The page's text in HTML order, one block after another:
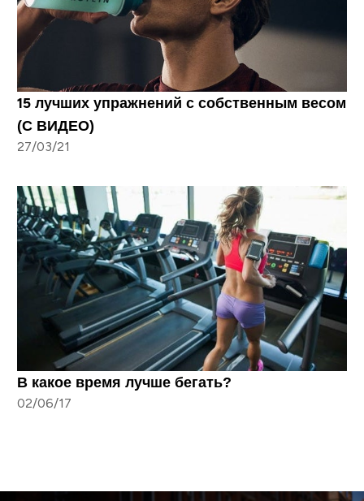
15 лучших упражнений с собственным весом
(С ВИДЕО)
27/03/21
В какое время лучше бегать?
02/06/17